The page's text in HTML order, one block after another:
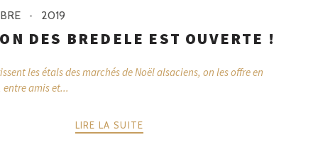
2019
DES BREDELE EST OUVERTE !
les étals des marchés de Noël alsaciens, on les offre en
amis et...
LIRE LA SUITE